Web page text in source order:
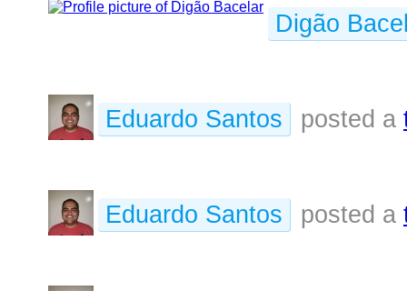
Digão
Eduardo Santos posted a
Eduardo Santos posted a